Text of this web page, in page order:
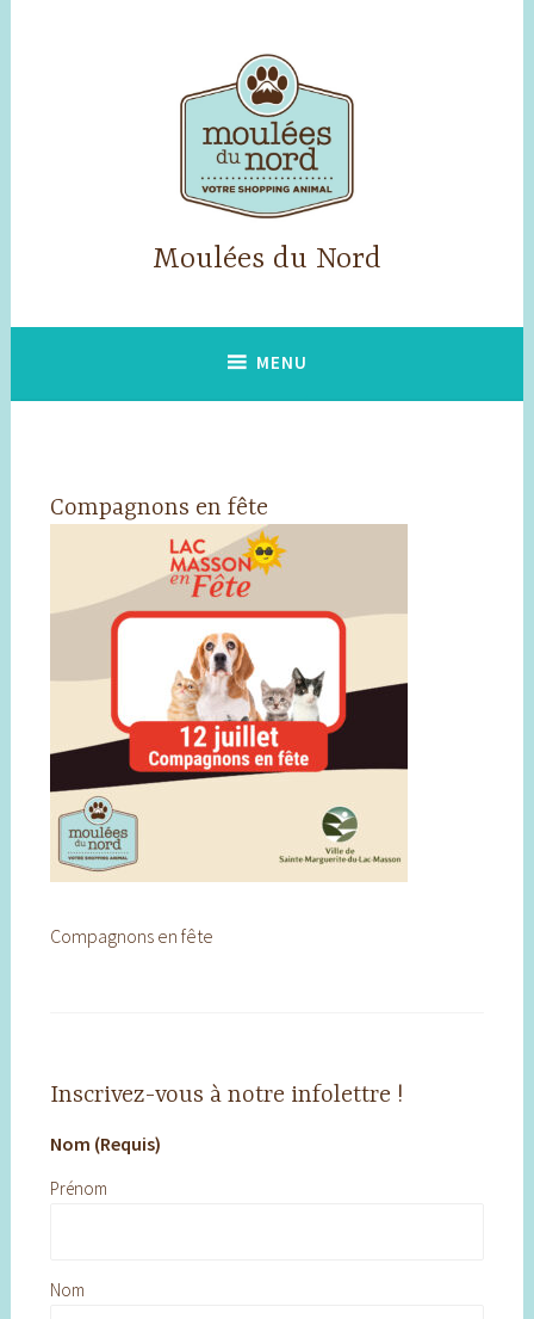
Moulées du Nord
MENU
Compagnons en fête
Compagnons en fête
Inscrivez-vous à notre infolettre !
Nom (Requis)
Prénom
Nom